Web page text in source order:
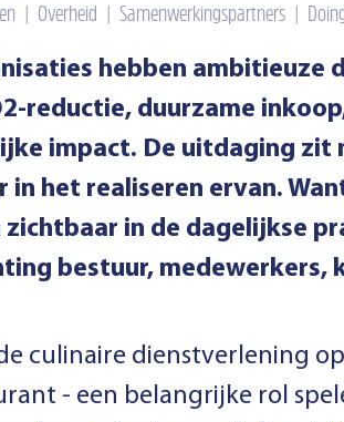
| Overheid | Samenwerkingspartners |
hebben ambitieuze
reductie, duurzame
impact. De uitdaging zit
in het realiseren ervan.
in de dagelijkse
bestuur, medewerkers,
culinaire dienstverlening
- een belangrijke rol